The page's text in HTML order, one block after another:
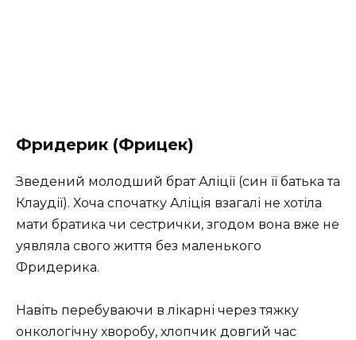
Фридерик (Фрицек)
Зведений молодший брат Аліції (син її батька та
Клаудії). Хоча спочатку Аліція взагалі не хотіла
мати братика чи сестрички, згодом вона вже не
уявляла свого життя без маленького
Фридерика.
Навіть перебуваючи в лікарні через тяжку
онкологічну хворобу, хлопчик довгий час